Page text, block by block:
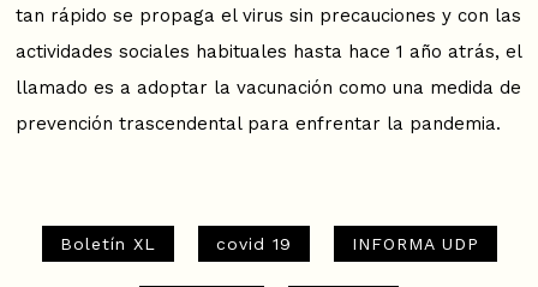
tan rápido se propaga el virus sin precauciones y con las
actividades sociales habituales hasta hace 1 año atrás, el
llamado es a adoptar la vacunación como una medida de
prevención trascendental para enfrentar la pandemia.
Boletín XL covid 19 INFORMA UDP